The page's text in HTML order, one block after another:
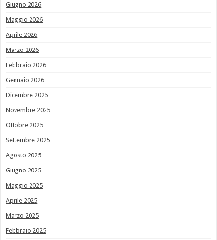
Giugno 2026
Maggio 2026
Aprile 2026
Marzo 2026
Febbraio 2026
Gennaio 2026
Dicembre 2025
Novembre 2025
Ottobre 2025
Settembre 2025
Agosto 2025
Giugno 2025
Maggio 2025
Aprile 2025
Marzo 2025
Febbraio 2025